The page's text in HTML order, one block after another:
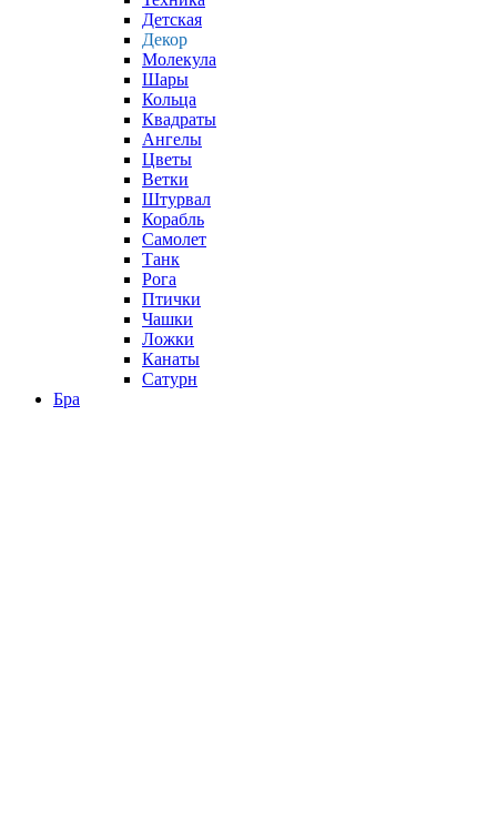
Детская
Декор
Молекула
Шары
Кольца
Квадраты
Ангелы
Цветы
Ветки
Штурвал
Корабль
Самолет
Танк
Рога
Птички
Чашки
Ложки
Канаты
Сатурн
Бра